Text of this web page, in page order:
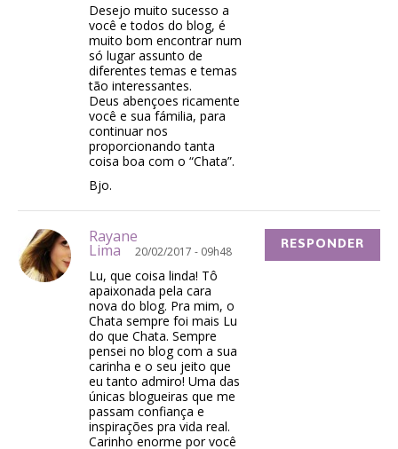
Desejo muito sucesso a
você e todos do blog, é
muito bom encontrar num
só lugar assunto de
diferentes temas e temas
tão interessantes.
Deus abençoes ricamente
você e sua fámilia, para
continuar nos
proporcionando tanta
coisa boa com o “Chata”.
Bjo.
Rayane
Lima 20/02/2017 - 09h48
Lu, que coisa linda! Tô
apaixonada pela cara
nova do blog. Pra mim, o
Chata sempre foi mais Lu
do que Chata. Sempre
pensei no blog com a sua
carinha e o seu jeito que
eu tanto admiro! Uma das
únicas blogueiras que me
passam confiança e
inspirações pra vida real.
Carinho enorme por você
RESPONDER